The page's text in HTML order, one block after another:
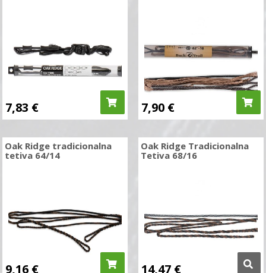
7,83 € 7,90 €
Oak Ridge tradicionalna
tetiva 64/14
9,16 €
Oak Ridge Tradicionalna
Tetiva 68/16
14,47 €